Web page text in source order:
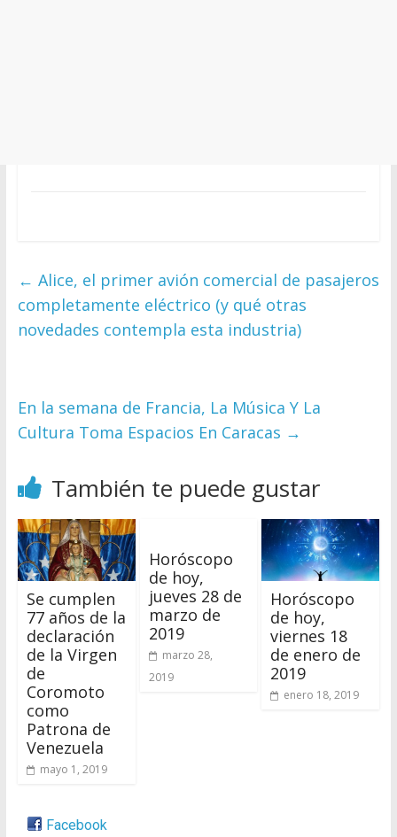
← Alice, el primer avión comercial de pasajeros
completamente eléctrico (y qué otras
novedades contempla esta industria)
En la semana de Francia, La Música Y La
Cultura Toma Espacios En Caracas →
También te puede gustar
Se cumplen
77 años de la
declaración
de la Virgen
de
Coromoto
como
Patrona de
Venezuela
mayo 1, 2019
Horóscopo
de hoy,
jueves 28 de
marzo de
2019
marzo 28,
2019
Horóscopo
de hoy,
viernes 18
de enero de
2019
enero 18, 2019
Facebook